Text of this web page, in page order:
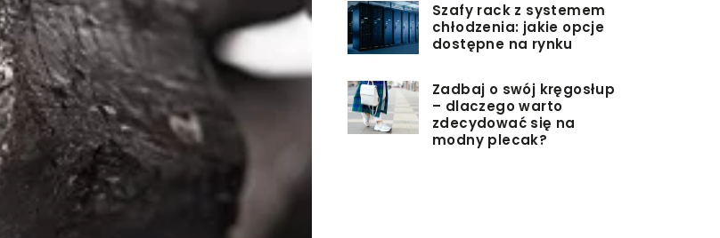
Szafy rack z systemem
chłodzenia: jakie opcje
dostępne na rynku
Zadbaj o swój kręgosłup
– dlaczego warto
zdecydować się na
modny plecak?